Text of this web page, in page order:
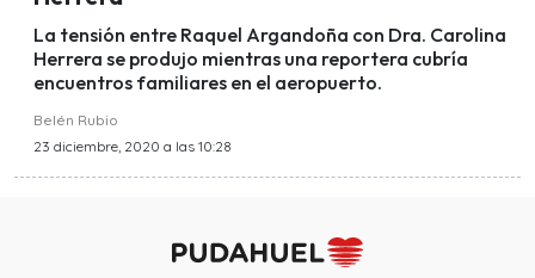
La tensión entre Raquel Argandoña con Dra. Carolina
Herrera se produjo mientras una reportera cubría
encuentros familiares en el aeropuerto.
Belén Rubio
23 diciembre, 2020 a las 10:28